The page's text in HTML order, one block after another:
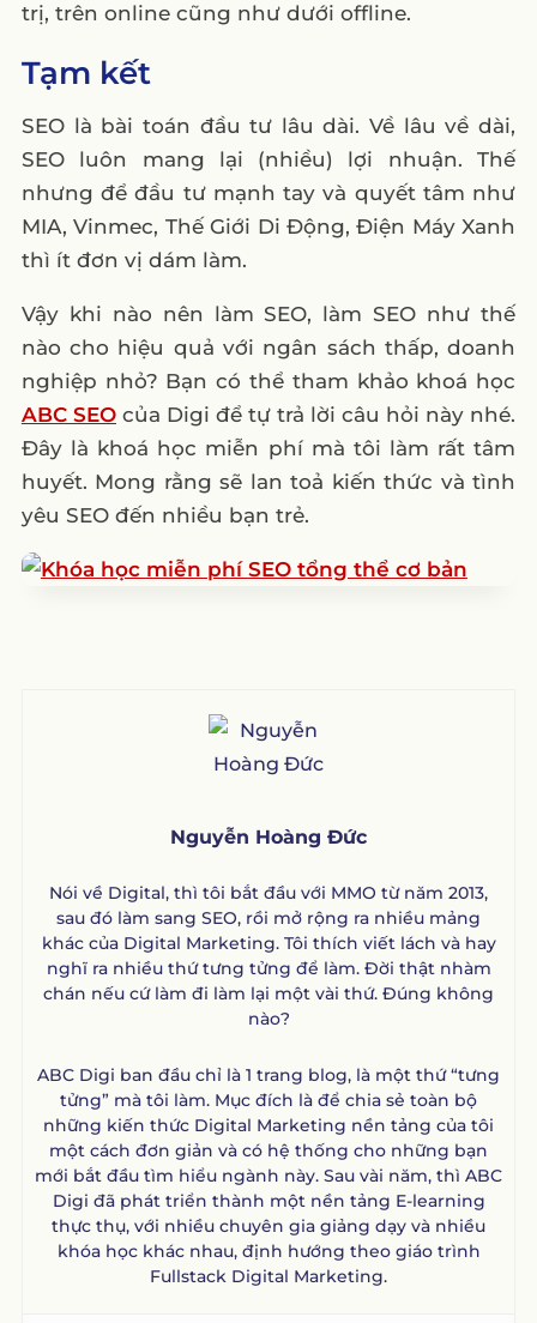
trị, trên online cũng như dưới offline.
Tạm kết
SEO là bài toán đầu tư lâu dài. Về lâu về dài,
SEO luôn mang lại (nhiều) lợi nhuận. Thế
nhưng để đầu tư mạnh tay và quyết tâm như
MIA, Vinmec, Thế Giới Di Động, Điện Máy Xanh
thì ít đơn vị dám làm.
Vậy khi nào nên làm SEO, làm SEO như thế
nào cho hiệu quả với ngân sách thấp, doanh
nghiệp nhỏ? Bạn có thể tham khảo khoá học
ABC SEOcủa Digi để tự trả lời câu hỏi này nhé.
Đây là khoá học miễn phí mà tôi làm rất tâm
huyết. Mong rằng sẽ lan toả kiến thức và tình
yêu SEO đến nhiều bạn trẻ.
Nguyễn Hoàng Đức
Nói về Digital, thì tôi bắt đầu với MMO từ năm 2013,
sau đó làm sang SEO, rồi mở rộng ra nhiều mảng
khác của Digital Marketing. Tôi thích viết lách và hay
nghĩ ra nhiều thứ tưng tửng để làm. Đời thật nhàm
chán nếu cứ làm đi làm lại một vài thứ. Đúng không
nào?
ABC Digi ban đầu chỉ là 1 trang blog, là một thứ “tưng
tửng” mà tôi làm. Mục đích là để chia sẻ toàn bộ
những kiến thức Digital Marketing nền tảng của tôi
một cách đơn giản và có hệ thống cho những bạn
mới bắt đầu tìm hiểu ngành này. Sau vài năm, thì ABC
Digi đã phát triển thành một nền tảng E-learning
thực thụ, với nhiều chuyên gia giảng dạy và nhiều
khóa học khác nhau, định hướng theo giáo trình
Fullstack Digital Marketing.